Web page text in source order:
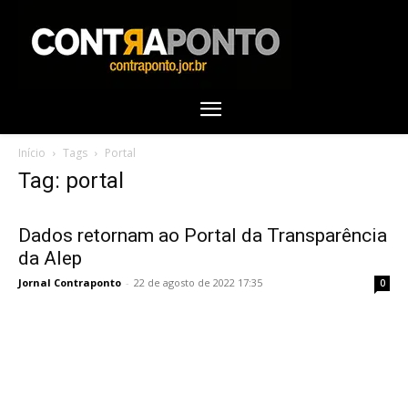
Início Tags Portal
Tag: portal
Dados retornam ao Portal da Transparência
da Alep
Jornal Contraponto - 22 de agosto de 2022 17:35 0